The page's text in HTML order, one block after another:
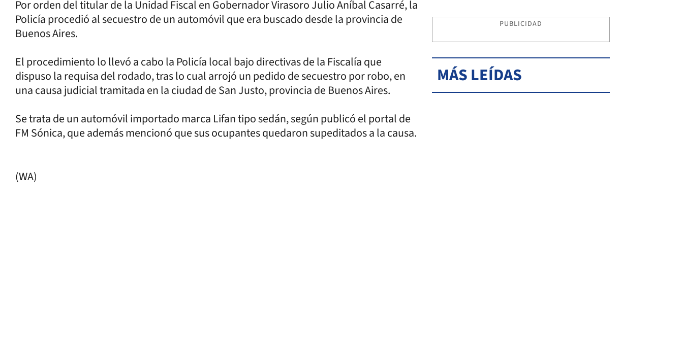
Por orden del titular de la Unidad Fiscal en Gobernador Virasoro Julio Aníbal Casarré, la
Policía procedió al secuestro de un automóvil que era buscado desde la provincia de
Buenos Aires.
El procedimiento lo llevó a cabo la Policía local bajo directivas de la Fiscalía que
dispuso la requisa del rodado, tras lo cual arrojó un pedido de secuestro por robo, en
una causa judicial tramitada en la ciudad de San Justo, provincia de Buenos Aires.
Se trata de un automóvil importado marca Lifan tipo sedán, según publicó el portal de
FM Sónica, que además mencionó que sus ocupantes quedaron supeditados a la causa.
(WA)
PUBLICIDAD
MÁS LEÍDAS